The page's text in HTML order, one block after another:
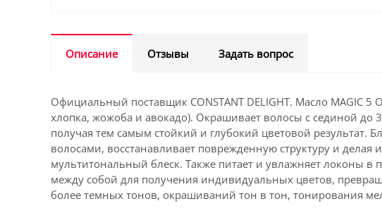
Описание Отзывы Задать вопрос
Официальный поставщик CONSTANT DELIGHT. Масло MAGIC
хлопка, жожоба и авокадо). Окрашивает волосы с сединой до
получая тем самым стойкий и глубокий цветовой результат.
волосами, восстанавливает поврежденную структуру и
мультитональный блеск. Также питает и увлажняет локоны
между собой для получения индивидуальных цветов,
более темных тонов, окрашиваний тон в тон, тонирования